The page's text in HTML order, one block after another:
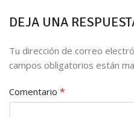
DEJA UNA
Tu dirección de correo
campos obligatorios están
Comentario *